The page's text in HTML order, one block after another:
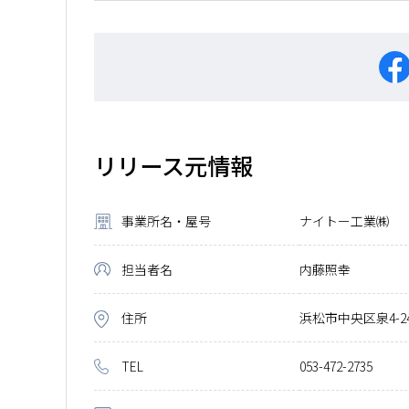
リリース元情報
事業所名・屋号 ナイトー工業㈱
担当者名 内藤照幸
住所 浜松市中央区泉4-
TEL 053-472-2735